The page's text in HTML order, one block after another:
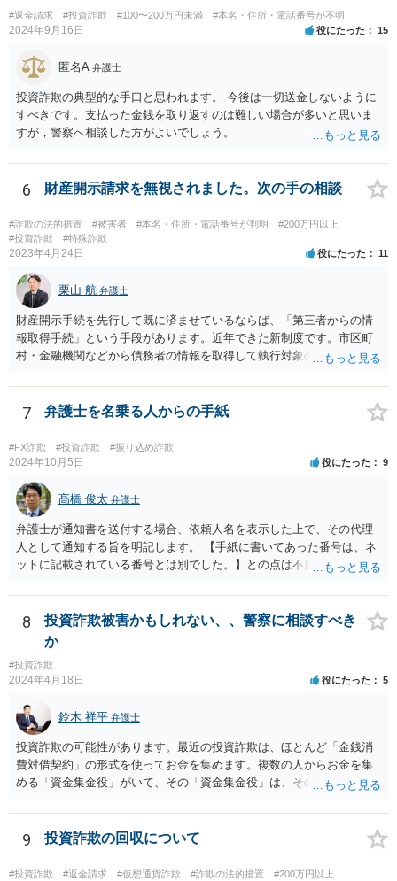
#返金請求 #投資詐欺 #100〜200万円未満 #本名・住所・電話番号が不明
2024年9月16日 役にたった 15
匿名A 弁護士
投資詐欺の典型的な手口と思われます。 今後は一切送金しないように
すべきです。支払った金銭を取り返すのは難しい場合が多いと思いま
すが，警察へ相談した方がよいでしょう。
6 財産開示請求を無視されました。次の手の相談
#詐欺の法的措置 #被害者 #本名・住所・電話番号が判明
#200万円以上
#投資詐欺
#特殊詐欺
2023年4月24日 役にたった 11
栗山 航 弁護士
財産開示手続を先行して既に済ませているならば、「第三者からの情
報取得手続」という手段があります。近年できた新制度です。市区町
村・金融機関などから債務者の情報を取得して執行対象の財産を探す
情報、②預貯金情報、③株式情報、④勤務先（給与の支給者）情報で
す。もっとも、④勤務先情報が取得できるのは、相談者様の債権が、
請求権である場合に限られます。 申立には、定められた要件を満た
すことが必要ですので、具体的には弁護士に相談されるかご自身でお
調べになると良いと思います。
7 弁護士を名乗る人からの手紙
#FX詐欺 #投資詐欺 #振り込め詐欺
2024年10月5日 役にたった 9
髙橋 俊太 弁護士
弁護士が通知書を送付する場合、依頼人名を表示した上で、その代理
人として通知する旨を明記します。 【手紙に書いてあった番号は、ネ
ットに記載されている番号とは別でした。】との点は不自然ではある
護士検索でその弁護士を検索し、そこに記載されている電話番号に連
絡をして、通知書の内容等について確認をしてみるとよいでしょう。
8
投資詐欺被害かもしれない、、警察に相談すべき
か
#投資詐欺
2024年4月18日 役にたった 5
鈴木 祥平 弁護士
投資詐欺の可能性があります。最近の投資詐欺は、ほとんど「金銭消
費対借契約」の形式を使ってお金を集めます。複数の人からお金を集
める「資金集金役」がいて、その「資金集金役」は、その先の「投資
初は、数回、配当を支払うことをします。それによって、相手方を信
頼させて、追加の投資をさせる場合があります。しばらくすると、
ってきます。しばらく、だいたい、みなさん暫く待ちますが、結局返
9 投資詐欺の回収について
#投資詐欺 #返金請求 #仮想通貨詐欺 #詐欺の法的措置
#200万円以上